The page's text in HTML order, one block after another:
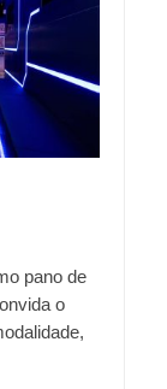
pano de
o